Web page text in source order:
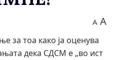
A A
за тоа како ја оценува
дека СДСМ е „во ист